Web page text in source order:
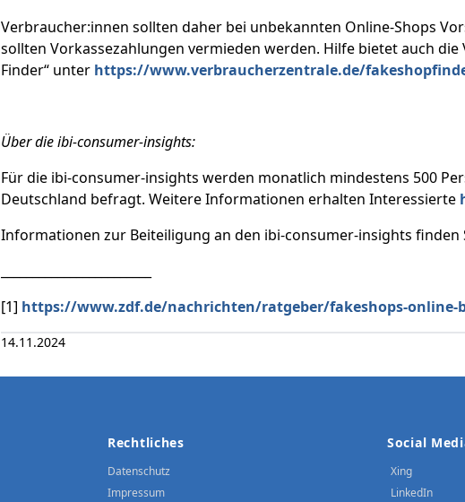
Verbraucher:innen sollten daher bei unbekannten Online-Shops
sollten Vorkassezahlungen vermieden werden. Hilfe bietet auch
Finder“ unter https://www.verbraucherzentrale.de/
Über die ibi-consumer-insights:
Für die ibi-consumer-insights werden monatlich mindestens 500
Deutschland befragt. Weitere Informationen erhalten Interessierte
Informationen zur Beiteiligung an den ibi-consumer-insights finden
[1] https://www.zdf.de/nachrichten/ratgeber/fakeshops-online-
14.11.2024
Rechtliches
Datenschutz
Impressum
Social
Xing
LinkedIn